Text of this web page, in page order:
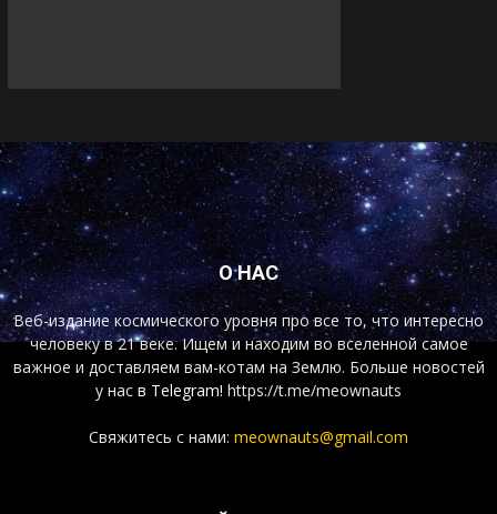
О НАС
Веб-издание космического уровня про все то, что интересно
человеку в 21 веке. Ищем и находим во вселенной самое
важное и доставляем вам-котам на Землю. Больше новостей
у нас в Telegram! https://t.me/meownauts
Свяжитесь с нами: meownauts@gmail.com